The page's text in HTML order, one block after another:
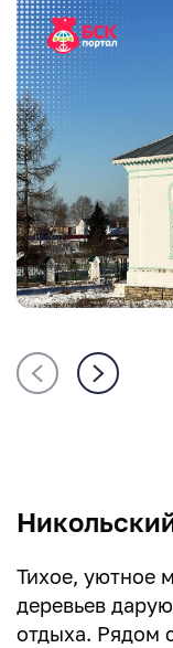
Тихое, уютное
деревьев
отдыха. Рядом